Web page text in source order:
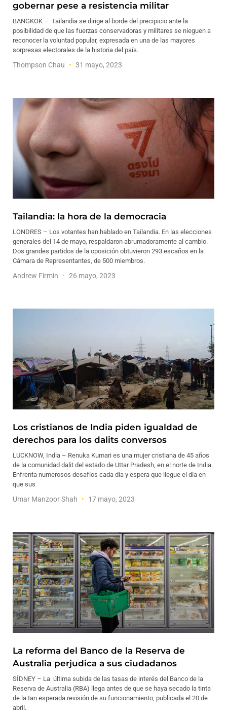
gobernar pese a resistencia militar
BANGKOK – Tailandia se dirige al borde del precipicio ante la
posibilidad de que las fuerzas conservadoras y militares se nieguen a
reconocer la voluntad popular, expresada en una de las mayores
sorpresas electorales de la historia del país.
Thompson Chau 31 mayo, 2023
Tailandia: la hora de la democracia
LONDRES – Los votantes han hablado en Tailandia. En las elecciones
generales del 14 de mayo, respaldaron abrumadoramente al cambio.
Dos grandes partidos de la oposición obtuvieron 293 escaños en la
Cámara de Representantes, de 500 miembros.
Andrew Firmin 26 mayo, 2023
Los cristianos de India piden igualdad de
derechos para los dalits conversos
LUCKNOW, India – Renuka Kumari es una mujer cristiana de 45 años
de la comunidad dalit del estado de Uttar Pradesh, en el norte de India.
Enfrenta numerosos desafíos cada día y espera que llegue el día en
que sus
Umar Manzoor Shah 17 mayo, 2023
La reforma del Banco de la Reserva de
Australia perjudica a sus ciudadanos
SÍDNEY – La última subida de las tasas de interés del Banco de la
Reserva de Australia (RBA) llega antes de que se haya secado la tinta
de la tan esperada revisión de su funcionamiento, publicada el 20 de
abril.